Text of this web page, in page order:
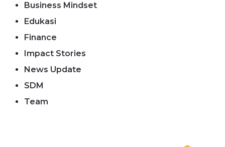
Business Mindset
Edukasi
Finance
Impact Stories
News Update
SDM
Team